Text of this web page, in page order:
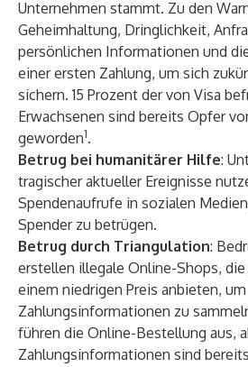
Unternehmen stammt. Zu den
Geheimhaltung, Dringlichkeit,
persönlichen Informationen und
einer ersten Zahlung, um sich
sichern. 15 Prozent der von Visa
Erwachsenen sind bereits Opfer
geworden1.
Betrug bei humanitärer Hilfe:
tragischer aktueller Ereignisse
Spendenaufrufe in sozialen
Spender zu betrügen.
Betrug durch Triangulation:
erstellen illegale Online-Shops,
einem niedrigen Preis anbieten, um
Zahlungsinformationen zu
führen die Online-Bestellung aus,
Zahlungsinformationen sind